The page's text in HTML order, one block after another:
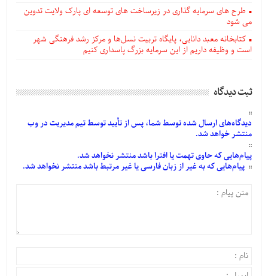
طرح های سرمایه گذاری در زیرساخت های توسعه ای پارک ولایت تدوین
می شود
کتابخانه معبد دانایی، پایگاه تربیت نسل‌ها و مرکز رشد فرهنگی شهر
است و وظیفه داریم از این سرمایه بزرگ پاسداری کنیم
ثبت دیدگاه
دیدگاه‌هایارسالشدهتوسط شما، پس ازتأییدتوسط تیم مدیریت در وب
منتشر خواهد شد.
پیام‌هاییکه حاوی تهمت یا افترا باشد منتشر نخواهد شد.
پیام‌هاییکه به غیر از زبان فارسی یا غیر مرتبط باشد منتشر نخواهد شد.